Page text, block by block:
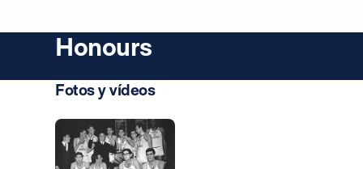
Honours
Fotos y vídeos